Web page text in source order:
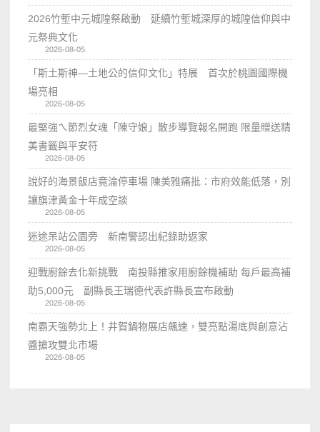
2026竹塹中元城隍祭啟動 延續竹塹城深厚的城隍信仰與中
元祭典文化
2026-08-05
「斯土斯神—土地公的信仰文化」特展 首次於桃園國際機
場亮相
2026-08-05
最堅強ㄟ節烈女魂「陳守娘」散步導覽報名開跑 限量贈送精
美書籤與平安符
2026-08-05
說好的海景飯店竟淪停車場 陳美雅痛批：市府效能低落，別
讓旗津黃金十年成空談
2026-08-05
迷途呆站公園旁 新南警認出紀錄助返家
2026-08-05
迎戰廚餘去化新挑戰 南投縣推家用廚餘機補助 每戶最高補
助5,000元 副縣長王瑞德代表許縣長宣布啟動
2026-08-05
南霸天強勢北上！井賀鍋物展店飆速，雙亮點湯底與創意沾
醬搶攻雙北市場
2026-08-05